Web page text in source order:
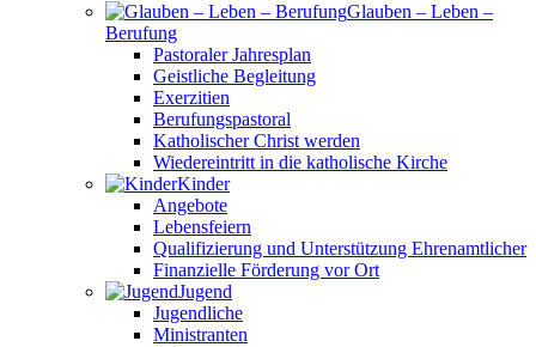
Glauben – Leben –
Berufung
Pastoraler Jahresplan
Geistliche Begleitung
Exerzitien
Berufungspastoral
Katholischer Christ werden
Wiedereintritt in die katholische Kirche
Kinder
Angebote
Lebensfeiern
Qualifizierung und Unterstützung Ehrenamtlicher
Finanzielle Förderung vor Ort
Jugend
Jugendliche
Ministranten